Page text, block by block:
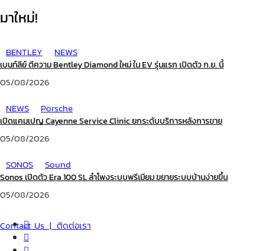
มาใหม่!
BENTLEY NEWS
เบนท์ลีย์ ตีความ Bentley Diamond ใหม่ ใน EV รุ่นแรก เปิดตัว ก.ย. นี้
05/08/2026
NEWS
Porsche
เปิดแคมเปญ Cayenne Service Clinic ยกระดับบริการหลังการขาย
05/08/2026
SONOS
Sound
Sonos เปิดตัว Era 100 SL ลำโพงระบบพรีเมียม ขยายระบบบ้านง่ายขึ้น
05/08/2026
Contact Us | ติดต่อเรา